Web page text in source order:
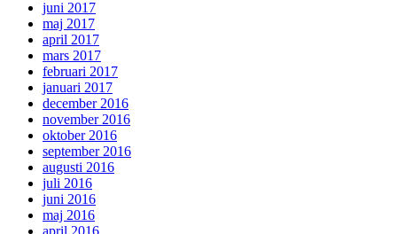
juni 2017
maj 2017
april 2017
mars 2017
februari 2017
januari 2017
december 2016
november 2016
oktober 2016
september 2016
augusti 2016
juli 2016
juni 2016
maj 2016
april 2016